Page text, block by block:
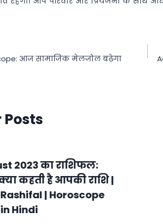
आज सामाजिक मेलजोल बढ़ेगा
2023 का राशिफल:
कहती है आपकी राशि |
| Horoscope
Hindi